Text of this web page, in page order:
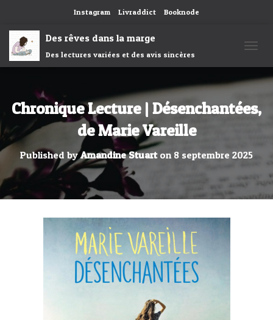
Instagram Livraddict Booknode
Des rêves dans la marge
Des lectures variées et des avis sincères
Chronique Lecture | Désenchantées,
de Marie Vareille
Published byAmandine Stuarton 8 septembre 2025